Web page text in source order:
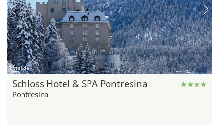
hotel.de
Schloss Hotel & SPA Pontresina
Pontresina